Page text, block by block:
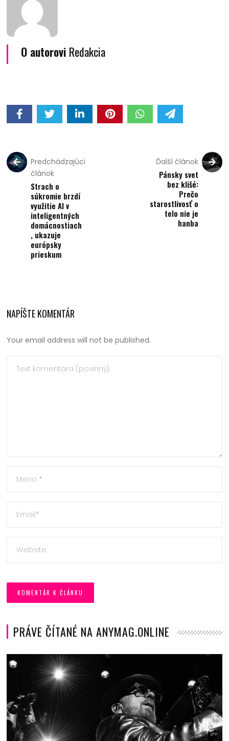
O autorovi Redakcia
Predchádzajúci
článok
Strach o
súkromie brzdí
využitie AI v
inteligentných
domácnostiach
, ukazuje
európsky
prieskum
Ďalší článok
Pánsky svet
bez klišé:
Prečo
starostlivosť o
telo nie je
hanba
NAPÍŠTE KOMENTÁR
Your email address will not be published.
PRÁVE ČÍTANÉ NA ANYMAG.ONLINE